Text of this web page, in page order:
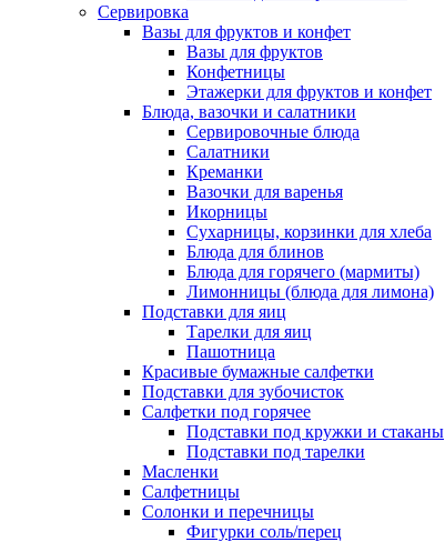
Сервировка
Вазы для фруктов и конфет
Вазы для фруктов
Конфетницы
Этажерки для фруктов и конфет
Блюда, вазочки и салатники
Сервировочные блюда
Салатники
Креманки
Вазочки для варенья
Икорницы
Сухарницы, корзинки для хлеба
Блюда для блинов
Блюда для горячего (мармиты)
Лимонницы (блюда для лимона)
Подставки для яиц
Тарелки для яиц
Пашотница
Красивые бумажные салфетки
Подставки для зубочисток
Салфетки под горячее
Подставки под кружки и стаканы
Подставки под тарелки
Масленки
Салфетницы
Солонки и перечницы
Фигурки соль/перец